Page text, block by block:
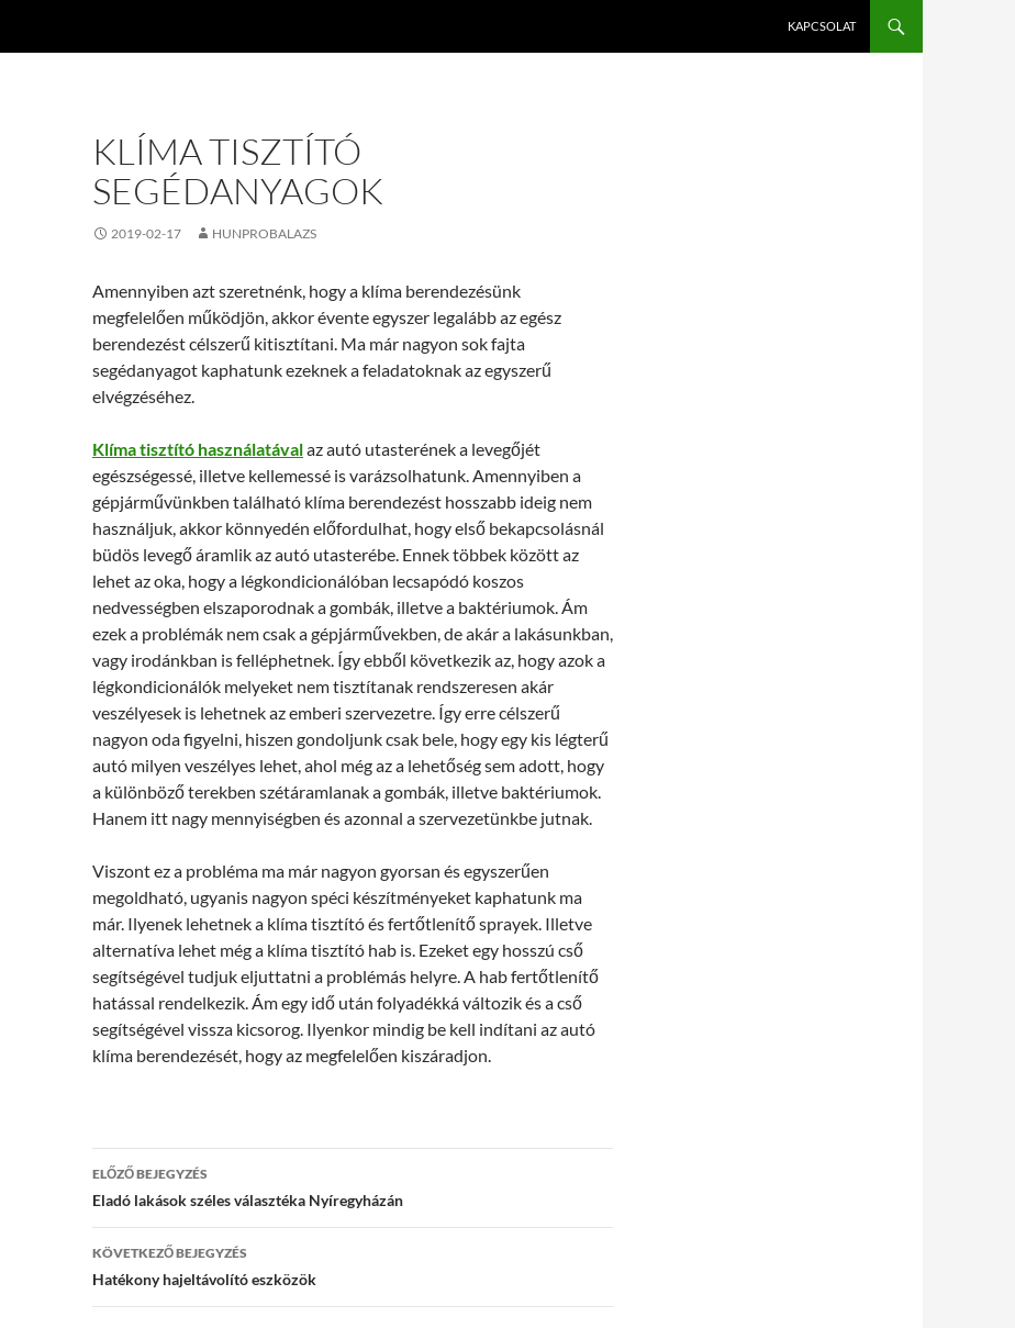
KAPCSOLAT
KLÍMA TISZTÍTÓ
SEGÉDANYAGOK
2019-02-17 HUNPROBALAZS
Amennyiben azt szeretnénk, hogy a klíma berendezésünk
megfelelően működjön, akkor évente egyszer legalább az egész
berendezést célszerű kitisztítani. Ma már nagyon sok fajta
segédanyagot kaphatunk ezeknek a feladatoknak az egyszerű
elvégzéséhez.
Klíma tisztító használatávalaz autó utasterének a levegőjét
egészségessé, illetve kellemessé is varázsolhatunk. Amennyiben a
gépjárművünkben található klíma berendezést hosszabb ideig nem
használjuk, akkor könnyedén előfordulhat, hogy első bekapcsolásnál
büdös levegő áramlik az autó utasterébe. Ennek többek között az
lehet az oka, hogy a légkondicionálóban lecsapódó koszos
nedvességben elszaporodnak a gombák, illetve a baktériumok. Ám
ezek a problémák nem csak a gépjárművekben, de akár a lakásunkban,
vagy irodánkban is felléphetnek. Így ebből következik az, hogy azok a
légkondicionálók melyeket nem tisztítanak rendszeresen akár
veszélyesek is lehetnek az emberi szervezetre. Így erre célszerű
nagyon oda figyelni, hiszen gondoljunk csak bele, hogy egy kis légterű
autó milyen veszélyes lehet, ahol még az a lehetőség sem adott, hogy
a különböző terekben szétáramlanak a gombák, illetve baktériumok.
Hanem itt nagy mennyiségben és azonnal a szervezetünkbe jutnak.
Viszont ez a probléma ma már nagyon gyorsan és egyszerűen
megoldható, ugyanis nagyon spéci készítményeket kaphatunk ma
már. Ilyenek lehetnek a klíma tisztító és fertőtlenítő sprayek. Illetve
alternatíva lehet még a klíma tisztító hab is. Ezeket egy hosszú cső
segítségével tudjuk eljuttatni a problémás helyre. A hab fertőtlenítő
hatással rendelkezik. Ám egy idő után folyadékká változik és a cső
segítségével vissza kicsorog. Ilyenkor mindig be kell indítani az autó
klíma berendezését, hogy az megfelelően kiszáradjon.
Bejegyzés
navigáció
ELŐZŐ BEJEGYZÉS
Eladó lakások széles választéka Nyíregyházán
KÖVETKEZŐ BEJEGYZÉS
Hatékony hajeltávolító eszközök